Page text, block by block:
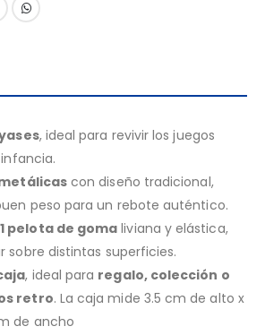
, ideal para revivir los juegos
con diseño tradicional,
peso para un rebote auténtico.
1 pelota de goma liviana y elástica,
sobre distintas superficies.
, ideal para regalo, colección o
retro. La caja mide 3.5 cm de alto x
de ancho